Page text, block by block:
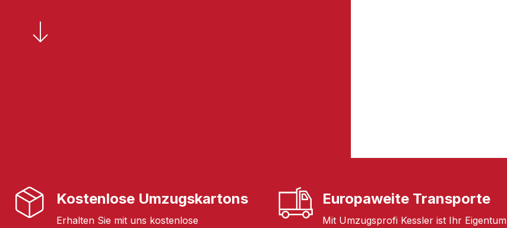
Kostenlose Umzugskartons
Erhalten Sie mit uns kostenlose
Europaweite Transporte
Mit Umzugsprofi Kessler ist Ihr Eigentum